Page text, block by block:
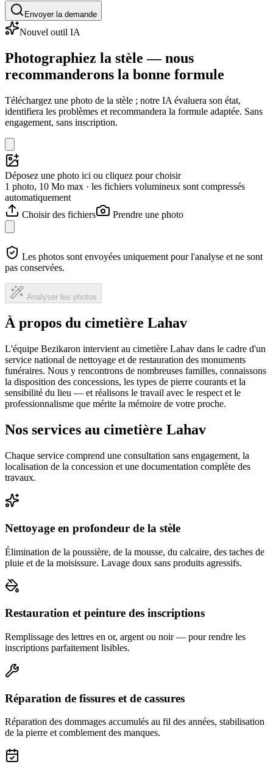
Envoyer la demande
Nouvel outil IA
Photographiez la stèle — nous
recommanderons la bonne formule
Téléchargez une photo de la stèle ; notre IA évaluera son état,
identifiera les problèmes et recommandera la formule adaptée. Sans
engagement, sans inscription.
Déposez une photo ici ou cliquez pour choisir
1 photo, 10 Mo max · les fichiers volumineux sont compressés
automatiquement
Choisir des fichiers
Prendre une photo
Les photos sont envoyées uniquement pour l'analyse et ne sont
pas conservées.
Analyser les photos
À propos du cimetière Lahav
L'équipe Bezikaron intervient au cimetière Lahav dans le cadre d'un
service national de nettoyage et de restauration des monuments
funéraires. Nous y rencontrons de nombreuses familles, connaissons
la disposition des concessions, les types de pierre courants et la
sensibilité du lieu — et réalisons le travail avec le respect et le
professionnalisme que mérite la mémoire de votre proche.
Nos services au cimetière Lahav
Chaque service comprend une consultation sans engagement, la
localisation de la concession et une documentation complète des
travaux.
Nettoyage en profondeur de la stèle
Élimination de la poussière, de la mousse, du calcaire, des taches de
pluie et de la moisissure. Lavage doux sans produits agressifs.
Restauration et peinture des inscriptions
Remplissage des lettres en or, argent ou noir — pour rendre les
inscriptions parfaitement lisibles.
Réparation de fissures et de cassures
Réparation des dommages accumulés au fil des années, stabilisation
de la pierre et comblement des manques.